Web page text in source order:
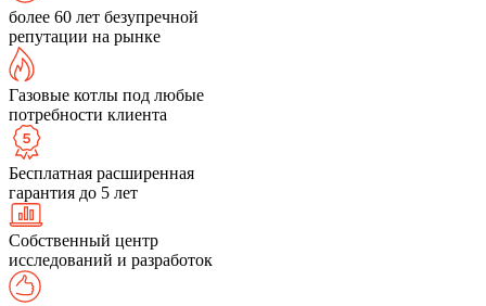
более 60 лет безупречной
репутации на рынке
Газовые котлы под любые
потребности клиента
Бесплатная расширенная
гарантия до 5 лет
Собственный центр
исследований и разработок